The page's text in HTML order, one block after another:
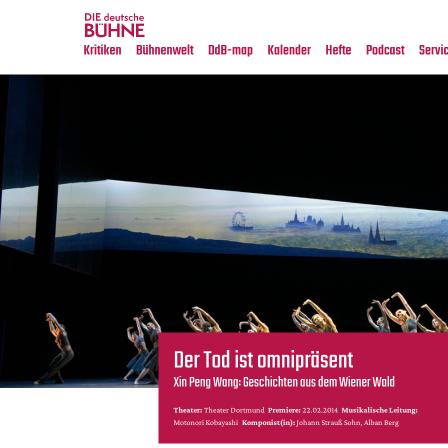
Kritiken
Crossover
Bühnenwelt
Medientipps
DdB-map Kalender Hefte Podcast
Der Tod ist omnipräsent
Xin Peng Wang: Geschichten aus dem Wiener Wald
Theater: Theater Dortmund Premiere: 22.02.2014 Musikalische Leitung:
Motonori Kobayashi Komponist(in): Johann Strauß Sohn, Alban Berg